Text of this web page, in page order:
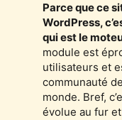
Parce que ce
WordPress,
qui est le
module est
utilisateurs et
communauté
monde. Bref,
évolue au fur